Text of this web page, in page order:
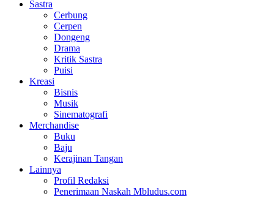
Sastra
Cerbung
Cerpen
Dongeng
Drama
Kritik Sastra
Puisi
Kreasi
Bisnis
Musik
Sinematografi
Merchandise
Buku
Baju
Kerajinan Tangan
Lainnya
Profil Redaksi
Penerimaan Naskah Mbludus.com